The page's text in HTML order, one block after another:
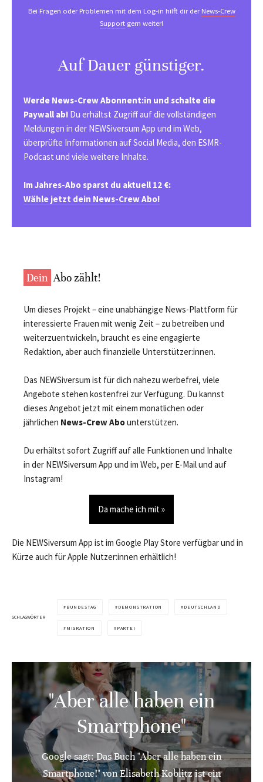
Bei Fragen oder Problemen mit dem Log-in hilft dir derNews-Crew
Support gern weiter!
Auf Dauer günstiger.
Werde News-Crew Abonnent:in und schalte die
Paywall ab! Du erhältst Zugriff auf die vollständigen
Meldungen in der NEWSiversum App und im Web,
überprüfte Informationen auf Social Media, den ESMR-
Podcast und viele weitere Inhalte.
Im Jahres-Abo sparst du aktuell 12 €:
Wähle jetzt dein News-Crew Abo!
Dein Abo zählt!
Um dieses Projekt – eine unabhängige News-Plattform für
interessierte Frauen mit wenig Zeit – zu betreiben und
weiterzuentwickeln, braucht es eine engagierte
Redaktion, aber auch finanzielle Unterstützer:innen.
Das NEWSiversum ist für dich nahezu werbefrei, viele
Angebote stehen kostenfrei zur Verfügung. Du kannst
dieses Angebot jetzt mit einem monatlichen oder
jährlichen News-Crew Abounterstützen.
Du erhältst sofort Zugriff auf alle Funktionen und Inhalte
in der NEWSiversum App und im Web, per E-Mail und auf
Instagram!
Da mache ich mit »
Die NEWSiversum App ist im Google Play Store verfügbar und in
Kürze auch für Apple Nutzer:innen erhältlich!
SCHLAGWÖRTER
BUNDESTAG DEMONSTRATION DEUTSCHLAND
MIGRATION PARTEI
"Aber alle haben ein
Smartphone"
Google sagt: Das Buch "Aber alle haben ein
Smartphone!" von Elisabeth Koblitz ist ein